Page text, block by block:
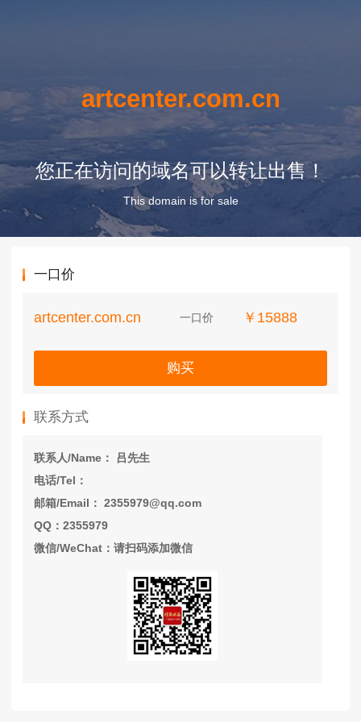
artcenter.com.cn
您正在访问的域名可以转让出售！
This domain is for sale
一口价
artcenter.com.cn 一口价 ￥15888
购买
联系方式
联系人/Name： 吕先生
电话/Tel：
邮箱/Email： 2355979@qq.com
QQ：2355979
微信/WeChat：请扫码添加微信